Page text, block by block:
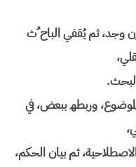
إن وجد، ثم یُقفي الباح ُث
وربطھ ببعض، في
ثم بیان الحكم،